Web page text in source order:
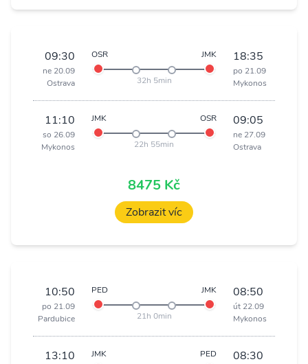
09:30
ne 20.09
Ostrava
OSR JMK
32h 5min
18:35
po 21.09
Mykonos
11:10
so 26.09
Mykonos
JMK OSR
22h 55min
09:05
ne 27.09
Ostrava
8475 Kč
Zobrazit víc
10:50
po 21.09
Pardubice
PED JMK
21h 0min
08:50
út 22.09
Mykonos
13:10 JMK PED 08:30